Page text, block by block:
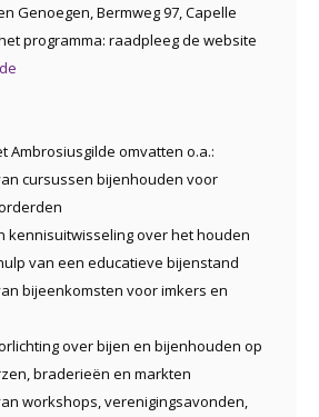
Genoegen, Bermweg 97, Capelle
programma: raadpleeg de website
Ambrosiusgilde omvatten o.a.:
cursussen bijenhouden voor
kennisuitwisseling over het houden
van een educatieve bijenstand
bijeenkomsten voor imkers en
over bijen en bijenhouden op
braderieën en markten
workshops, verenigingsavonden,